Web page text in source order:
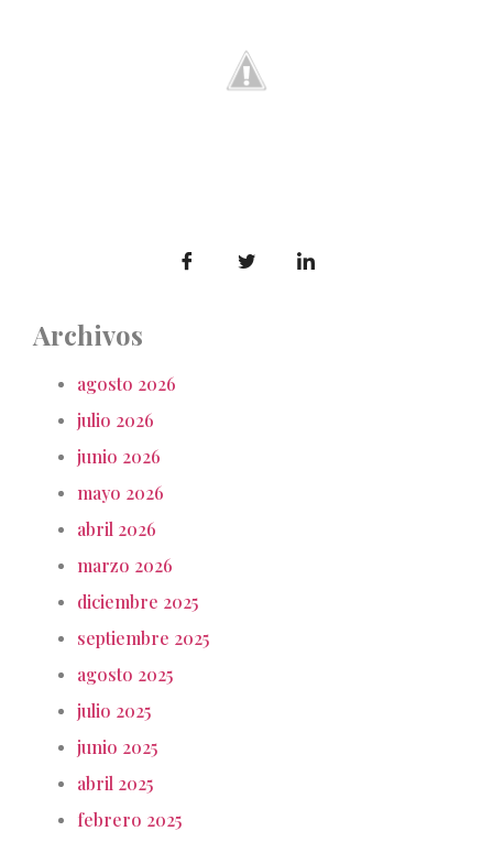
Archivos
agosto 2026
julio 2026
junio 2026
mayo 2026
abril 2026
marzo 2026
diciembre 2025
septiembre 2025
agosto 2025
julio 2025
junio 2025
abril 2025
febrero 2025